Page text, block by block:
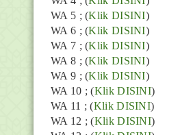
WA 5 ; (Klik DISINI)
WA 6 ; (Klik DISINI)
WA 7 ; (Klik DISINI)
WA 8 ; (Klik DISINI)
WA 9 ; (Klik DISINI)
WA 10 ; (Klik DISINI)
WA 11 ; (Klik DISINI)
WA 12 ; (Klik DISINI)